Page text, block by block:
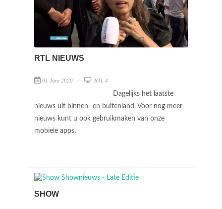
RTL NIEUWS
01 Juni 2020 RTL 4
Dagelijks het laatste
nieuws uit binnen- en buitenland. Voor nog meer
nieuws kunt u ook gebruikmaken van onze
mobiele apps.
SHOW